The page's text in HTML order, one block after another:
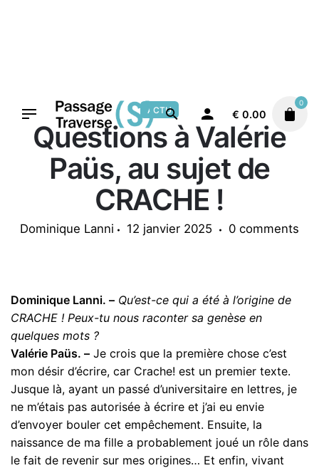
€ 0.00
0
ACTU
Questions à Valérie
Paüs, au sujet de
CRACHE !
Dominique Lanni 12 janvier 2025 0 comments
Dominique Lanni. – Qu’est-ce qui a été à l’origine de
CRACHE ! Peux-tu nous raconter sa genèse en
quelques mots ?
Valérie Paüs. – Je crois que la première chose c’est
mon désir d’écrire, car Crache! est un premier texte.
Jusque là, ayant un passé d’universitaire en lettres, je
ne m’étais pas autorisée à écrire et j’ai eu envie
d’envoyer bouler cet empêchement. Ensuite, la
naissance de ma fille a probablement joué un rôle dans
le fait de revenir sur mes origines… Et enfin, vivant